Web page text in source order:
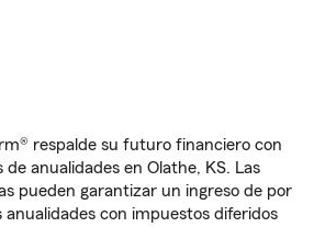
respalde su futuro financiero con
anualidades en Olathe, KS. Las
pueden garantizar un ingreso de por
con impuestos diferidos